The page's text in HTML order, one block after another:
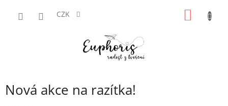
CZK
Nová akce na razítka!